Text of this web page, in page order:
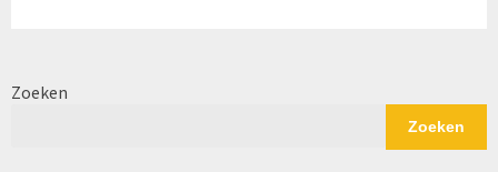
Zoeken
Zoeken